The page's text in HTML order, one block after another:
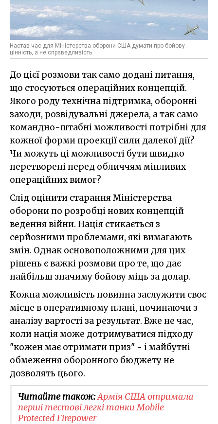
Настав час для Міністерства оборони США думати про бойову
цінність, а не справедливість
До цієї розмови так само додані питання,
що стосуються операційних концепцій.
Якого роду технічна підтримка, оборонні
заходи, розвідувальні джерела, а так само
командно-штабні можливості потрібні для
кожної форми проекції сили далекої дії?
Чи можуть ці можливості бути швидко
перетворені перед обличчям мінливих
операційних вимог?
Слід оцінити старання Міністерства
оборони по розробці нових концепцій
ведення війни. Нація стикається з
серйозними проблемами, які вимагають
змін. Однак основоположними для цих
рішень є важкі розмови про те, що дає
найбільш значиму бойову міць за долар.
Кожна можливість повинна заслужити своє
місце в оперативному плані, починаючи з
аналізу вартості за результат. Вже не час,
коли нація може дотримуватися підходу
"кожен має отримати приз" - і майбутні
обмеження оборонного бюджету не
дозволять цього.
Читайте також:​Армія США отримала
перші тестові легкі танки Mobile
Protected Firepower